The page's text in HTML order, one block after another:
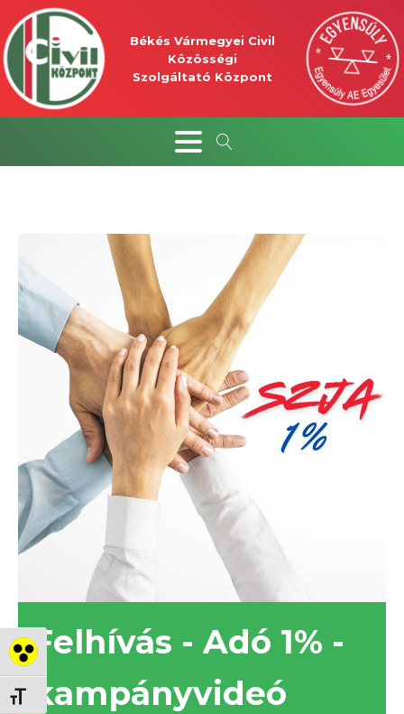
Nagy kontraszt váltása
Betűméret váltása
Békés Vármegyei Civil
Közösségi
Szolgáltató Központ
Felhívás - Adó 1% -
kampányvideó